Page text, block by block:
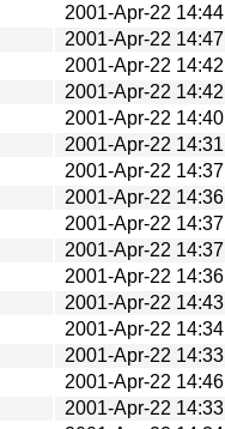
2001-Apr-22 14:44
2001-Apr-22 14:47
2001-Apr-22 14:42
2001-Apr-22 14:42
2001-Apr-22 14:40
2001-Apr-22 14:31
2001-Apr-22 14:37
2001-Apr-22 14:36
2001-Apr-22 14:37
2001-Apr-22 14:37
2001-Apr-22 14:36
2001-Apr-22 14:43
2001-Apr-22 14:34
2001-Apr-22 14:33
2001-Apr-22 14:46
2001-Apr-22 14:33